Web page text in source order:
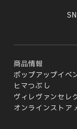
商品情報
ポップアップイベ
ヒマつぶし
ヴィレヴァンセレ
オンラインストア